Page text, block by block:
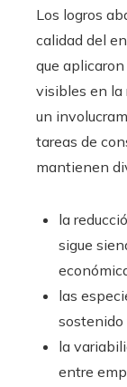
Los logros
calidad del
que
visibles en la
un
tareas de
mantienen
la
sigue
las
sostenido
la
entre